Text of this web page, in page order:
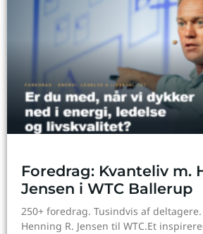
Foredrag: Kvanteliv m.
Jensen i WTC Ballerup
250+ foredrag. Tusindvis af
Henning R. Jensen til WTC.Et